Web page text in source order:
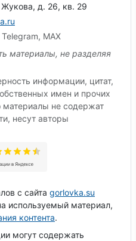
Жукова, д. 26, кв. 29
Telegram, MAX
материалы, не разделяя
информации, цитат,
имен и прочих
материалы не содержат
несут авторы
с сайта gorlovka.su
используемый материал,
контента.
могут содержать